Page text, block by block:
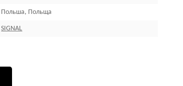
Польша, Польща
SIGNAL